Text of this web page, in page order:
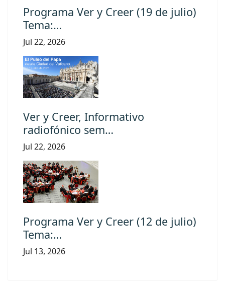
Programa Ver y Creer (19 de julio)
Tema:…
Jul 22, 2026
Ver y Creer, Informativo
radiofónico sem…
Jul 22, 2026
Programa Ver y Creer (12 de julio)
Tema:…
Jul 13, 2026